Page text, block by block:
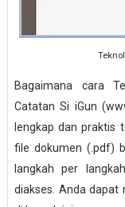
Bagaimana cara
Catatan Si iGun
lengkap dan praktis
file dokumen (.pdf)
langkah per
diakses. Anda